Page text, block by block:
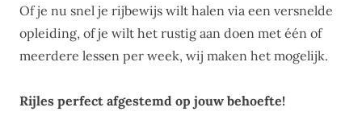
Of je nu snel je rijbewijs wilt halen via een versnelde
opleiding, of je wilt het rustig aan doen met één of
meerdere lessen per week, wij maken het mogelijk.
Rijles perfect afgestemd op jouw behoefte!